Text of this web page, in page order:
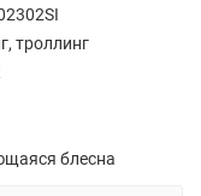
троллинг
блесна